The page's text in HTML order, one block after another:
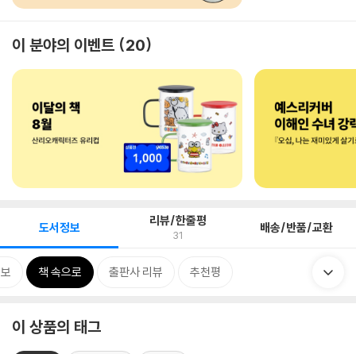
이 분야의 이벤트 20
도서정보 리뷰/한줄평
31 배송/반품/교환
책 속으로 출판사 리뷰 추천평
이 상품의 태그